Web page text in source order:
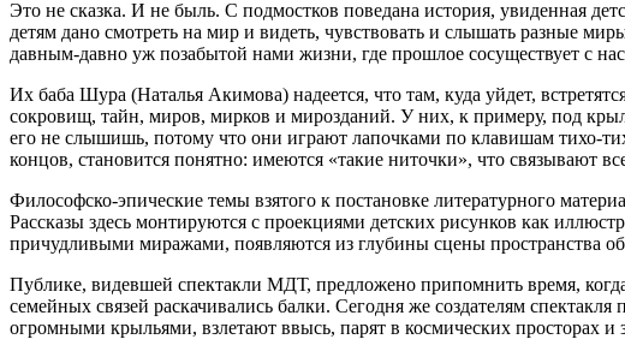
Это не сказка. И не быль. С подмостков поведана история, увиденная
детям дано смотреть на мир и видеть, чувствовать и слышать разные
давным-давно уж позабытой нами жизни, где прошлое сосуществует с
Их баба Шура (Наталья Акимова) надеется, что там, куда уйдет,
сокровищ, тайн, миров, мирков и мирозданий. У них, к примеру, под
его не слышишь, потому что они играют лапочками по клавишам тихо-
концов, становится понятно: имеются «такие ниточки», что связывают
Философско-эпические темы взятого к постановке литературного
Рассказы здесь монтируются с проекциями детских рисунков как
причудливыми миражами, появляются из глубины сцены пространства
Публике, видевшей спектакли МДТ, предложено припомнить время,
семейных связей раскачивались балки. Сегодня же создателям
огромными крыльями, взлетают ввысь, парят в космических просторах